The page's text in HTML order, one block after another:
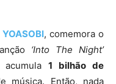
YOASOBI, comemora o
‘Into The Night’
acumula1 bilhão de
música. Então, nada